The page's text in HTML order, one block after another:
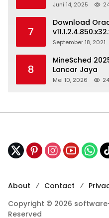
Juni 14, 2025
7
Download
September 18, 2021
8
MineSched
Lancar Jaya
Mei 10, 2026
About Contact
Copyright © 2026
Reserved